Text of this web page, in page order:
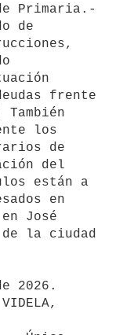
Primaria.-
de
frente
los
de
del
están a
en
José
la ciudad
2026.
VIDELA,